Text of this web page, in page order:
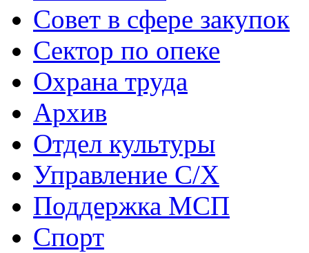
Совет в сфере закупок
Сектор по опеке
Охрана труда
Архив
Отдел культуры
Управление С/Х
Поддержка МСП
Спорт